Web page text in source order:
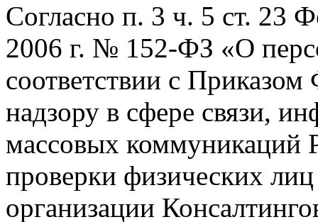
Согласно п. 3 ч. 5 ст. 23
2006 г. № 152-ФЗ «О
соответствии с
надзору в сфере связи,
массовых коммуникаций
проверки физических
организации